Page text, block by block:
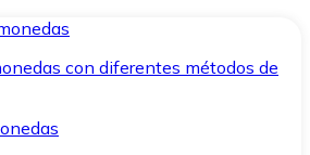
con diferentes métodos de